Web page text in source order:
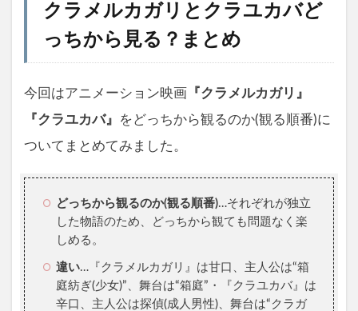
クラメルカガリとクラユカバど
っちから見る？まとめ
今回はアニメーション映画 『クラメルカガリ』
『クラユカバ』 をどっちから観るのか(観る順番)に
ついてまとめてみました。
どっちから観るのか(観る順番)…それぞれが独立
した物語のため、どっちから観ても問題なく楽
しめる。
違い…『クラメルカガリ』は甘口、主人公は“箱
庭紡ぎ(少女)”、舞台は“箱庭”・『クラユカバ』は
辛口、主人公は探偵(成人男性)、舞台は“クラガ